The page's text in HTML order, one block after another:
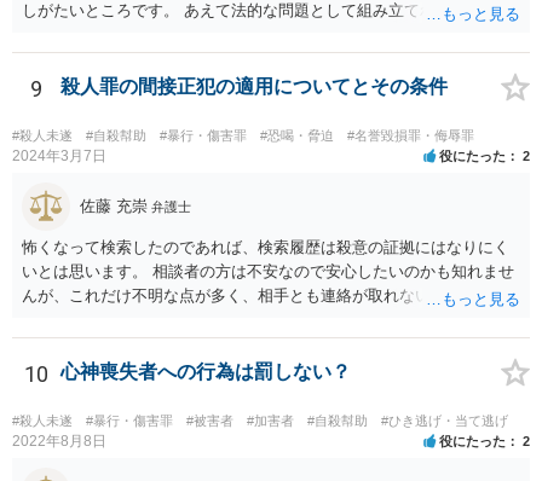
しがたいところです。 あえて法的な問題として組み立てれば、迷惑な
考えられますが、発信者情報開示などで加害者の住所氏名を特定する
には最低でも３０万円以上の弁護士費用は必要になってくるかと思い
ないですか。 逆に費用の点からして、加害者が訴訟を考えているとか
の話も、かなりの高確率でマユツバかなと思います。ゲーム内の結婚
し、うっかり「ﾀﾋね」とか書き込むと、自殺教唆罪が成立する可能性
対応でしょう。
9 殺人罪の間接正犯の適用についてとその条件
#殺人未遂 #自殺幇助 #暴行・傷害罪 #恐喝・脅迫 #名誉毀損罪・侮辱罪
2024年3月7日 役にたった 2
佐藤 充崇 弁護士
怖くなって検索したのであれば、検索履歴は殺意の証拠にはなりにく
いとは思います。 相談者の方は不安なので安心したいのかも知れませ
んが、これだけ不明な点が多く、相手とも連絡が取れないとなると、
しますが・・・ それでもどうしても気になるようなら、弁護士に予約
取って相談すべきです。 正直、今後こういうことをしないよう気を付
えるしかないように思います。
10 心神喪失者への行為は罰しない？
#殺人未遂 #暴行・傷害罪 #被害者 #加害者 #自殺幇助 #ひき逃げ・当て逃げ
2022年8月8日 役にたった 2